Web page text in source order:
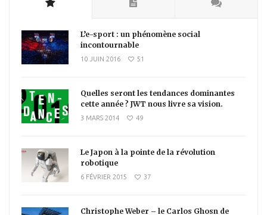
L’e-sport : un phénomène social
incontournable
10 JUIN 2016 51
Quelles seront les tendances dominantes
cette année ? JWT nous livre sa vision.
3 MARS 2014 49
Le Japon à la pointe de la révolution
robotique
6 FÉVRIER 2015 37
Christophe Weber – le Carlos Ghosn de